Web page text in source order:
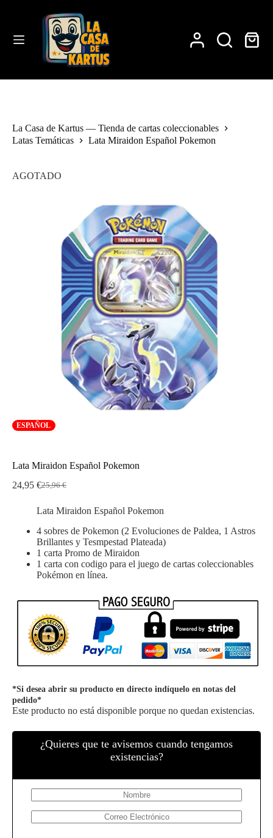
Carro
La Casa de Kartus — Tienda de cartas coleccionables
Latas Temáticas
Lata Miraidon Español Pokemon
AGOTADO
ESPAÑOL
Lata Miraidon Español Pokemon
25,96€
El
original
25,96 €.
24,95 €El
actual
24,95 €.
Lata Miraidon Español Pokemon
4 sobres de Pokemon (2 Evoluciones de Paldea, 1 Astros
Brillantes y Tesmpestad Plateada)
1 carta Promo de Miraidon
1 carta con codigo para el juego de cartas coleccionables
Pokémon en línea.
*Si desea abrir su producto en directo indíquelo en notas del
pedido*
Este producto no está disponible porque no quedan existencias.
¿Quieres que te avisemos cuando tengamos
existencias?